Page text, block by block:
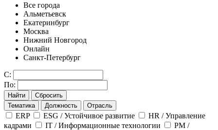
Все города
Альметьевск
Екатеринбург
Москва
Нижний Новгород
Онлайн
Санкт-Петербург
С:
По:
Найти
Сбросить
Тематика
Должность Отрасль
ERP ESG / Устойчивое развитие
HR / Управление
кадрами
IT / Информационные технологии
PM /